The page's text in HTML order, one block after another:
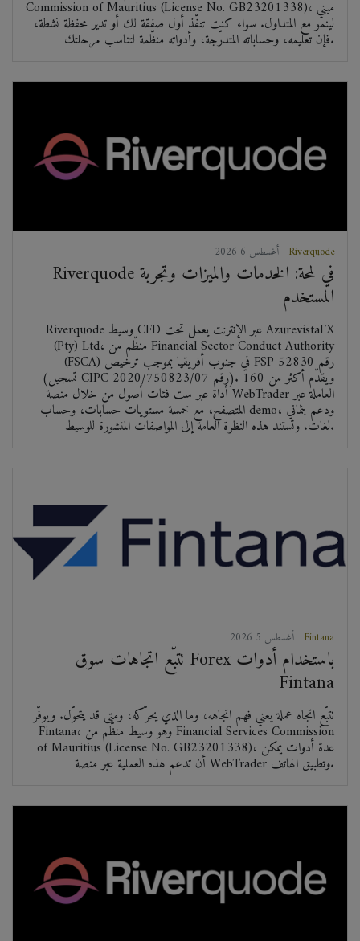
Commission of Mauritius (License No. GB23201338)، مبني
لينمو مع المتداول. سواء كنت تنفّذ أول صفقة لك أو تدير محفظة نشطة،
فإن تعليمه، وحساباته المتدرّجة، وأدواته منظّمة لتناسب مرحلتك.
Riverquode
Riverquode في لمحة: الخدمات والميزات وتجربة
المستخدم
Riverquode وسيط CFD عبر الإنترنت يعمل تحت AzurevistaFX
(Pty) Ltd، منظّم من Financial Sector Conduct Authority
(FSCA) في جنوب أفريقيا بموجب ترخيص FSP رقم 52830
(تسجيل CIPC رقم 2020/750823/07). ويقدّم أكثر من 160
أداة عبر ست فئات أصول من خلال منصة WebTrader العاملة عبر
المتصفح، مع خمسة مستويات حسابات، وحساب demo، ودعم بثماني
لغات. وتستند هذه النظرة العامة إلى المواصفات المنشورة للوسيط.
Fintana
تتبّع اتجاهات سوق Forex باستخدام أدوات
Fintana
تتبّع اتجاه عملة يعني فهم اتجاهه، وما الذي يحرّكه، ومتى قد يتحوّل. ويوفّر
Fintana، وهو وسيط منظّم من Financial Services Commission
of Mauritius (License No. GB23201338)، عدة أدوات يمكن
أن تدعم هذه العملية عبر منصة WebTrader وتطبيق الهاتف.